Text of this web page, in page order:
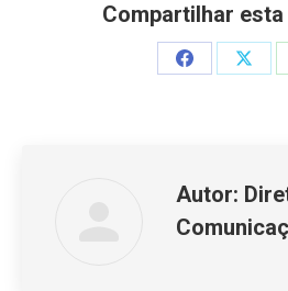
Compartilhar
Share
Share
Autor: